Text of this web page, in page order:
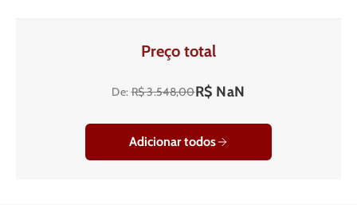
Preço total
De:R$ 3.548,00R$ NaN
Adicionar todos